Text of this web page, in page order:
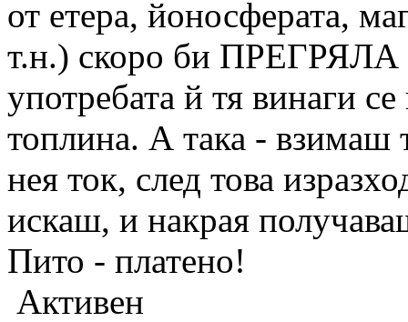
от етера, йоносферата,
т.н.) скоро би ПРЕГРЯЛА
употребата й тя винаги
топлина. А така - взимаш
нея ток, след това
искаш, и накрая
Пито - платено!
Активен